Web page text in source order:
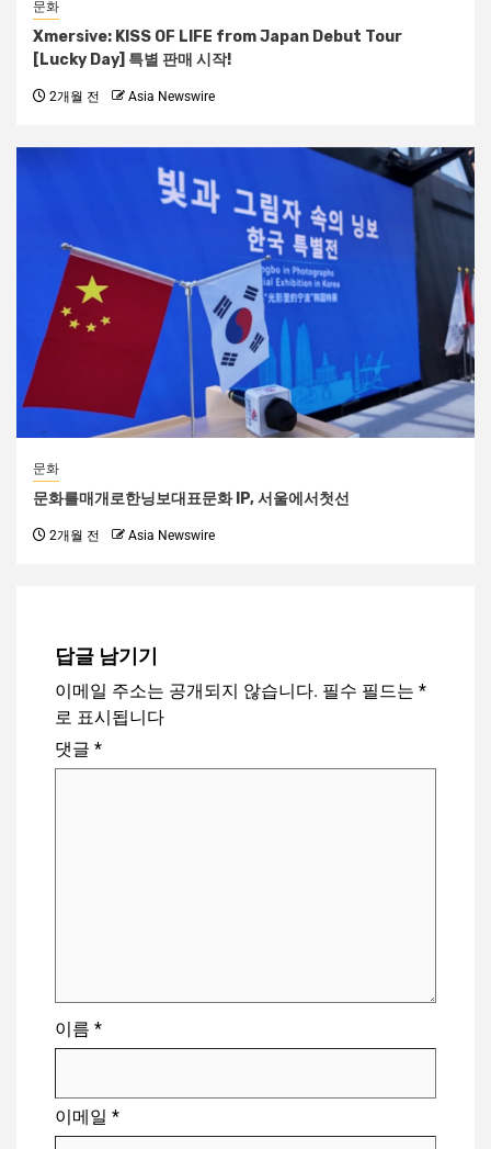
문화
Xmersive: KISS OF LIFE from Japan Debut Tour
[Lucky Day] 특별 판매 시작!
2개월 전 Asia Newswire
문화
문화를매개로한닝보대표문화 IP, 서울에서첫선
2개월 전 Asia Newswire
답글 남기기
이메일 주소는 공개되지 않습니다. 필수 필드는 *
로 표시됩니다
댓글 *
이름 *
이메일 *